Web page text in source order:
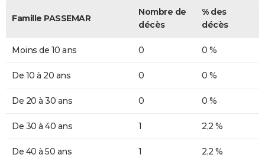
Famille PASSEMAR
Nombre de
décès
% des
décès
Moins de 10 ans 0 0 %
De 10 à 20 ans 0 0 %
De 20 à 30 ans 0 0 %
De 30 à 40 ans 1 2,2 %
De 40 à 50 ans 1 2,2 %